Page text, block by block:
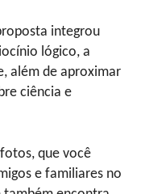
integrou
lógico, a
além de aproximar
ciência e
que você
e familiares no